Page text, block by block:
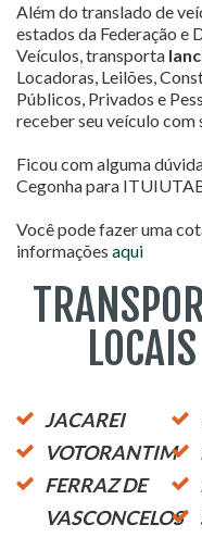
Além do translado de
estados da Federação e
Veículos, transporta
Locadoras, Leilões,
Públicos, Privados e
receber seu veículo com
Ficou com alguma
Cegonha para
Você pode fazer uma
informações aqui
JACAREI
VOTORANTIM
FERRAZ DE
VASCONCELOS